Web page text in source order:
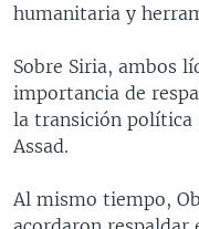
humanitaria y
Sobre Siria, ambos
importancia de
la transición política
Assad.
Al mismo tiempo,